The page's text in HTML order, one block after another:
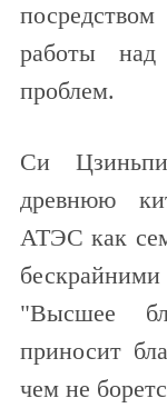
работы
проблем.
Си
древнюю
АТЭС как
"Высшее
приносит
чем не